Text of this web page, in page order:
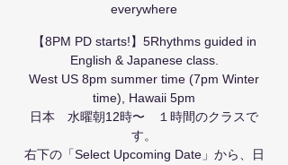
everywhere
【8PM PD starts!】5Rhythms guided in
English & Japanese class.
West US 8pm summer time (7pm Winter
time), Hawaii 5pm
日本 水曜朝12時〜 １時間のクラスで
す。
右下の「Select Upcoming Date」から、日